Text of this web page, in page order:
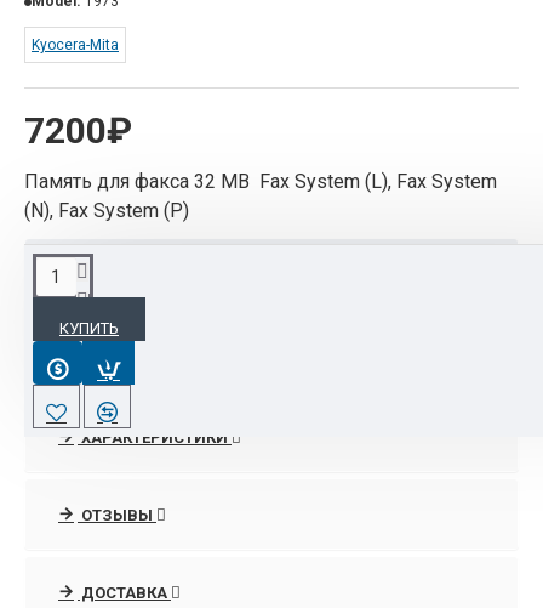
7200₽
Kyocera-Mita
Память для факса 32 MB Fax System (L), Fax System
(N), Fax System (P)
КУПИТЬ
ОПИСАНИЕ
Fax System (L), Fax System (N), Fax System (P)
ХАРАКТЕРИСТИКИ
ОТЗЫВЫ
ДОСТАВКА